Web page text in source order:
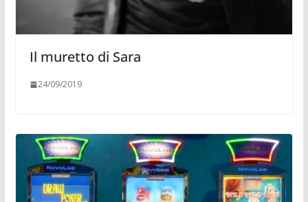
Il muretto di Sara
24/09/2019